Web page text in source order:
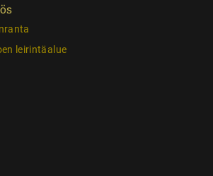
leirintäalue